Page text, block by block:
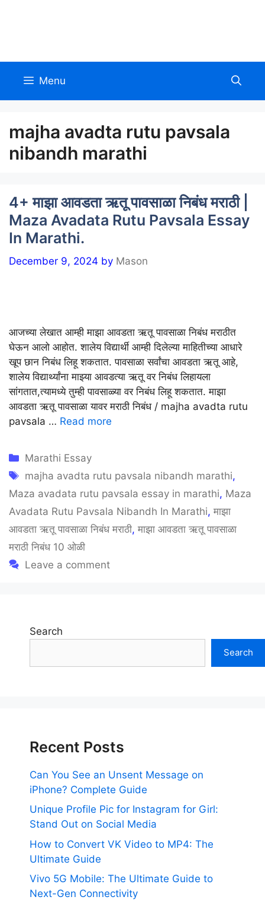
Menu
majha avadta rutu pavsala
nibandh marathi
4+ माझा आवडता ऋतू पावसाळा निबंध मराठी |
Maza Avadata Rutu Pavsala Essay
In Marathi.
December 9, 2024 by Mason
आजच्या लेखात आम्ही माझा आवडता ऋतू पावसाळा निबंध मराठीत
घेऊन आलो आहोत. शालेय विद्यार्थी आम्ही दिलेल्या माहितीच्या आधारे
खूप छान निबंध लिहू शकतात. पावसाळा सर्वांचा आवडता ऋतू आहे,
शालेय विद्यार्थ्यांना माझ्या आवडत्या ऋतू वर निबंध लिहायला
सांगतात,त्यामध्ये तुम्ही पावसाळ्या वर निबंध लिहू शकतात. माझा
आवडता ऋतू पावसाळा यावर मराठी निबंध / majha avadta rutu
pavsala … Read more
Categories
Marathi Essay
Tags
majha avadta rutu pavsala nibandh marathi,
Maza avadata rutu pavsala essay in marathi, Maza
Avadata Rutu Pavsala Nibandh In Marathi, माझा
आवडता ऋतू पावसाळा निबंध मराठी, माझा आवडता ऋतू पावसाळा
मराठी निबंध 10 ओळी
Leave a comment
Search
Search
Recent Posts
Can You See an Unsent Message on
iPhone? Complete Guide
Unique Profile Pic for Instagram for Girl:
Stand Out on Social Media
How to Convert VK Video to MP4: The
Ultimate Guide
Vivo 5G Mobile: The Ultimate Guide to
Next-Gen Connectivity